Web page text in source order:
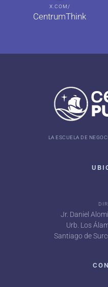
X.COM/
CentrumThink
LA ESCUELA DE
Jr. Daniel
Urb. Los
Santiago de